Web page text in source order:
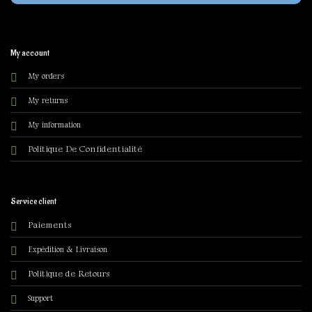
My account
My orders
My returns
My information
Politique De Confidentialité
Service client
Paiements
Expédition & Livraison
Politique de Retours
Support